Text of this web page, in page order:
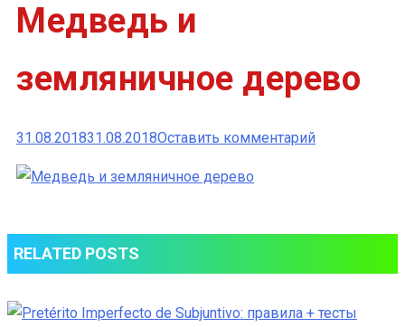
Медведь и
земляничное дерево
31.08.201831.08.2018Оставить комментарийк
дерево
RELATED POSTS